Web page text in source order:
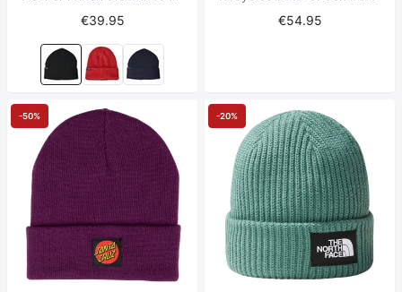
€39.95
€54.95
-50% -20%